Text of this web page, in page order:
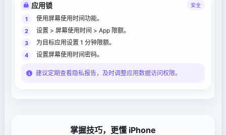
应用锁 安全
使用屏幕使用时间功能。
设置 > 屏幕使用时间 > App 限额。
为目标应用设置 1 分钟限额。
设置屏幕使用时间密码。
建议定期查看隐私报告，及时调整应用数据访问权限。
掌握技巧，更懂 iPhone